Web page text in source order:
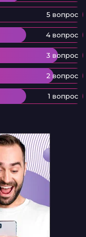
5 вопрос
4 вопрос
3 вопрос
2 вопрос
1 вопрос